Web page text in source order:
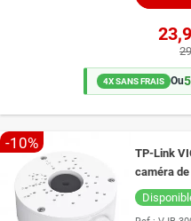
4X SANS FRAIS Ou
-10%
TP-Link
caméra